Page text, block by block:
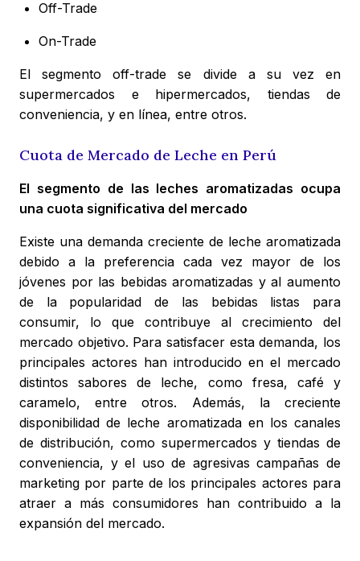
Off-Trade
On-Trade
El segmento off-trade se divide a su vez en
supermercados e hipermercados, tiendas de
conveniencia, y en línea, entre otros.
Cuota de Mercado de Leche en Perú
El segmento de las leches aromatizadas ocupa
una cuota significativa del mercado
Existe una demanda creciente de leche aromatizada
debido a la preferencia cada vez mayor de los
jóvenes por las bebidas aromatizadas y al aumento
de la popularidad de las bebidas listas para
consumir, lo que contribuye al crecimiento del
mercado objetivo. Para satisfacer esta demanda, los
principales actores han introducido en el mercado
distintos sabores de leche, como fresa, café y
caramelo, entre otros. Además, la creciente
disponibilidad de leche aromatizada en los canales
de distribución, como supermercados y tiendas de
conveniencia, y el uso de agresivas campañas de
marketing por parte de los principales actores para
atraer a más consumidores han contribuido a la
expansión del mercado.